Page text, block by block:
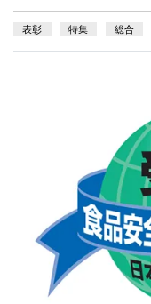
表彰 特集 総合